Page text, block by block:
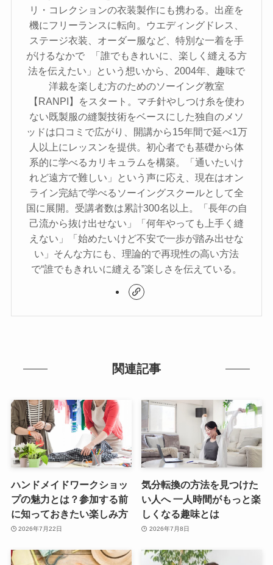
リ・コレクションの衣装製作にも携わる。出産を
機にフリーランスに転向。ウエディングドレス、
ステージ衣装、オーダー服など、特別な一着を手
がけるなかで 「誰でもきれいに、楽しく縫える方
法を伝えたい」という想いから、2004年、趣味で
洋裁を楽しむ方のためのソーイング教室
【RANPI】をスタート。マチ針やしつけ糸を使わ
ない既製服の縫製技術をベースにした独自のメソ
ッドは口コミで広がり、開講から15年間で延べ1万
人以上にレッスンを提供。初心者でも基礎から体
系的に学べるカリキュラムを構築。「通いたいけ
れど遠方で難しい」という声に応え、現在はオン
ライン完結で学べるソーイングスクールとして全
国に展開。受講者数は累計300名以上。「長年の自
己流から抜け出せない」「何年やっても上手く縫
えない」「始めたいけど不安で一歩が踏み出せな
い」そんな方にも、理論的で再現性の高い方法
で“誰でもきれいに縫える”楽しさを伝えている。
関連記事
ハンドメイドワークショッ
プの魅力とは？参加する前
に知っておきたい楽しみ方
2026年7月22日
気分転換の方法を見つけた
い人へ 一人時間がもっと楽
しくなる趣味とは
2026年7月8日